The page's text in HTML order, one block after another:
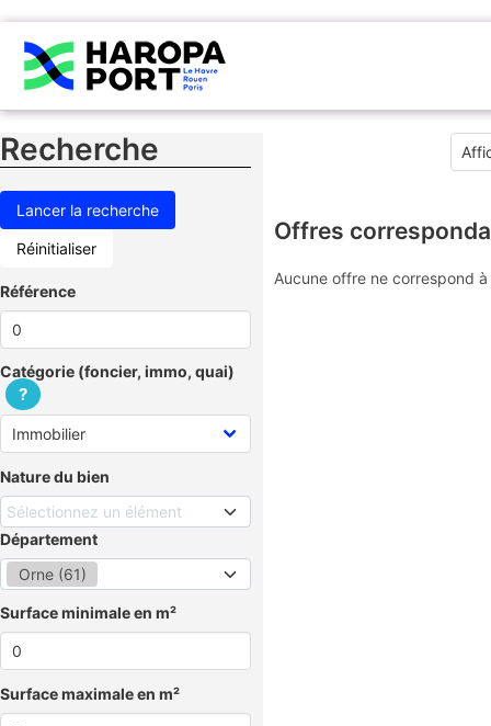
Recherche
Réinitialiser
Référence
Catégorie (foncier, immo, quai)
?
Nature du bien
Sélectionnez un élément
Département
Orne (61)
Surface minimale en m²
Surface maximale en m²
Offres
Aucune offre ne correspond